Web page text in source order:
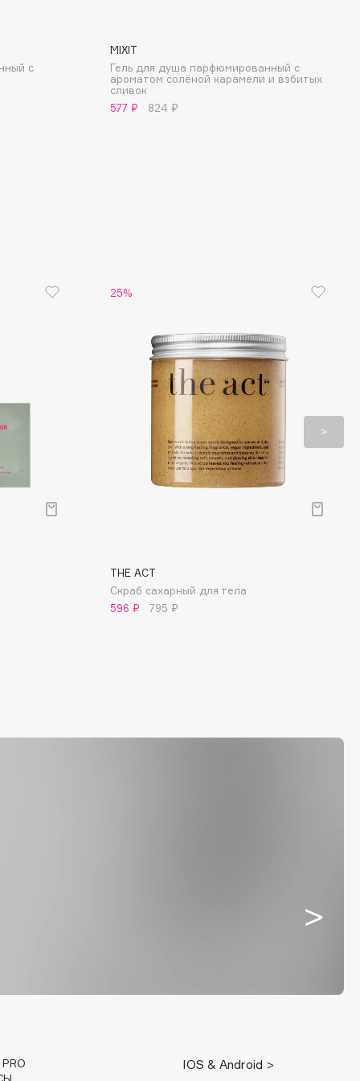
с
MIXIT
Гель для душа парфюмированный с
ароматом солёной карамели и взбитых
сливок
577 ₽
824 ₽
25%
THE ACT
Скраб сахарный для тела
596 ₽
795 ₽
PRO
IOS & Android >